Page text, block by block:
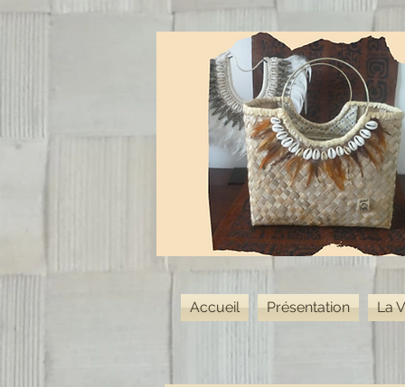
Accueil Présentation La